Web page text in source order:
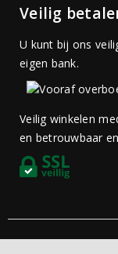
Veilig
U kunt bij ons
eigen bank.
Veilig winkelen
en betrouwbaar